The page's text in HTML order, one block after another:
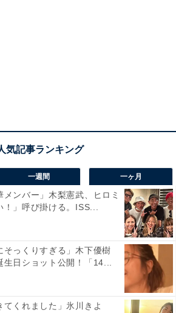
一週間 一ヶ月
メンバー」木梨憲武、ヒロミ
！」呼び掛ける。ISS...
そっくりすぎる」木下優樹
生日ショット公開！「14...
てくれました」氷川きよ